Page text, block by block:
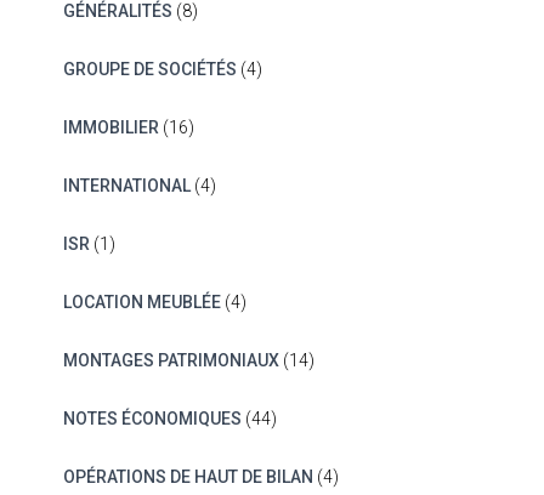
GÉNÉRALITÉS (8)
GROUPE DE SOCIÉTÉS (4)
IMMOBILIER (16)
INTERNATIONAL(4)
ISR (1)
LOCATION MEUBLÉE(4)
MONTAGES PATRIMONIAUX(14)
NOTES ÉCONOMIQUES (44)
OPÉRATIONS DE HAUT DE BILAN (4)